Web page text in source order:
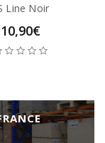
Line Noir
10,90€